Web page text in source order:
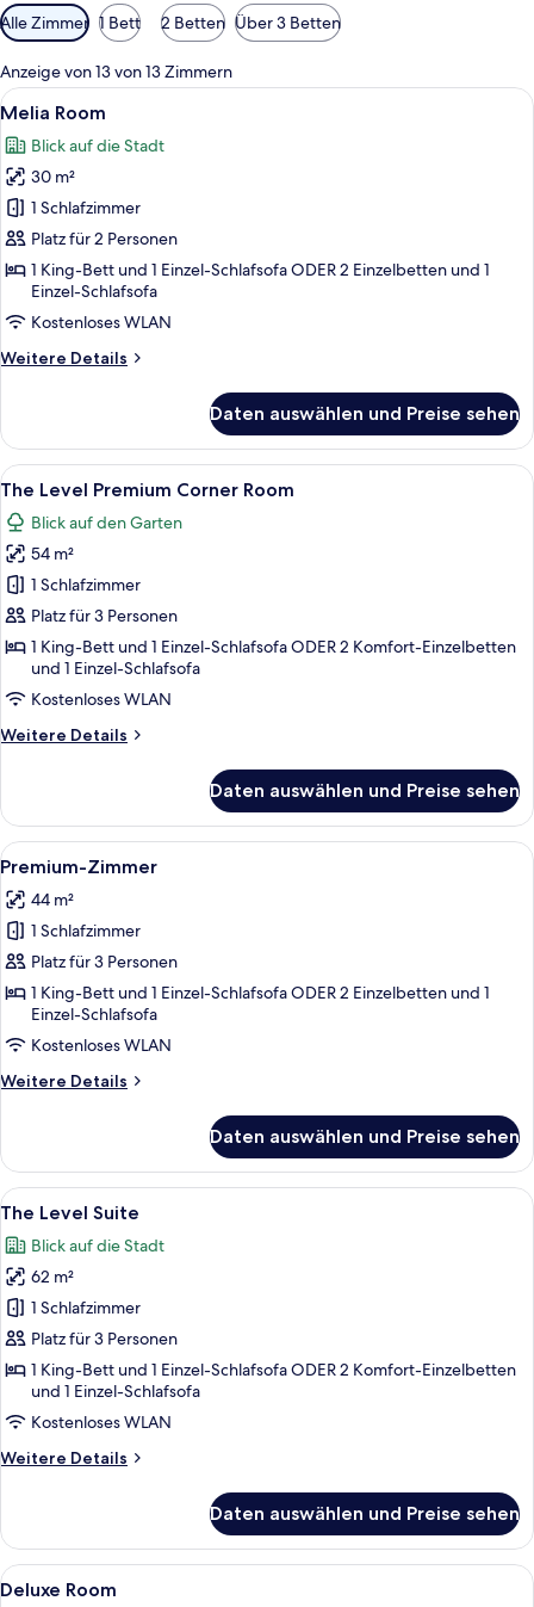
Verfügbare
Filter
für
Zimmer
Alle Zimmer 1 Bett 2 Betten Über 3 Betten
Anzeige von 13 von 13 Zimmern
Alle
Fotos
für
Melia
Room
anzeigen
Ein modernes Hotelzimmer mit zwei
9
Melia Room
Blick auf die Stadt
30 m²
1 Schlafzimmer
Platz für 2 Personen
1 King-Bett und 1 Einzel-Schlafsofa ODER 2 Einzelbetten und 1
Einzel-Schlafsofa
Kostenloses WLAN
Weitere Details
Weitere
Room
Daten auswählen und Preise sehen
Alle
Fotos
für
The
Level
Premium
Corner
Room
anzeigen
Ein modernes Hotelzimmer mit
4
The Level Premium Corner Room
Blick auf den Garten
54 m²
1 Schlafzimmer
Platz für 3 Personen
1 King-Bett und 1 Einzel-Schlafsofa ODER 2 Komfort-Einzelbetten
und 1 Einzel-Schlafsofa
Kostenloses WLAN
Weitere Details
Weitere
Level
Premium
Corner
Daten auswählen und Preise sehen
Alle
Fotos
für
Premium-
Zimmer
anzeigen
Ein modernes Hotelzimmer mit
6
Premium-Zimmer
44 m²
1 Schlafzimmer
Platz für 3 Personen
1 King-Bett und 1 Einzel-Schlafsofa ODER 2 Einzelbetten und 1
Einzel-Schlafsofa
Kostenloses WLAN
Weitere Details
Weitere
Zimmer
Daten auswählen und Preise sehen
Alle
Fotos
für
The
Level
Suite
anzeigen
Ein modernes Hotelzimmer mit
14
The Level Suite
Blick auf die Stadt
62 m²
1 Schlafzimmer
Platz für 3 Personen
1 King-Bett und 1 Einzel-Schlafsofa ODER 2 Komfort-Einzelbetten
und 1 Einzel-Schlafsofa
Kostenloses WLAN
Weitere Details
Weitere
Level
Suite
Daten auswählen und Preise sehen
Alle
Ein modernes Hotelzimmer mit
7
Deluxe Room